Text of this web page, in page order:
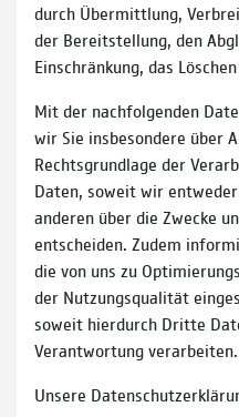
durch Übermittlung,
der Bereitstellung, den
Einschränkung, das
Mit der nachfolgenden
wir Sie insbesondere über
Rechtsgrundlage der
Daten, soweit wir
anderen über die Zwecke
entscheiden. Zudem
die von uns zu
der Nutzungsqualität
soweit hierdurch Dritte
Verantwortung verarbeiten.
Unsere